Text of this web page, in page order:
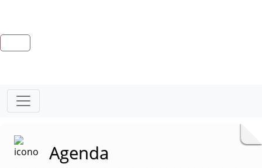
Agenda